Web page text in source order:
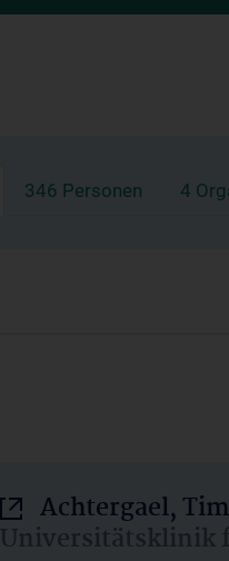
346 Personen 4
Achtergael,
Universitätsklinik